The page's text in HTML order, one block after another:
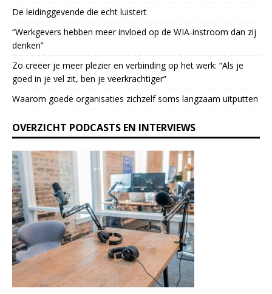
e
a
s
e
l
a
v
t
h
i
s
f
i
e
l
d
b
l
n
De leidinggevende die echt luistert
“Werkgevers hebben meer invloed op de WIA-instroom dan zij
denken”
Zo creëer je meer plezier en verbinding op het werk: “Als je
goed in je vel zit, ben je veerkrach­tiger”
Waarom goede organisaties zichzelf soms langzaam uitputten
OVERZICHT PODCASTS EN INTERVIEWS